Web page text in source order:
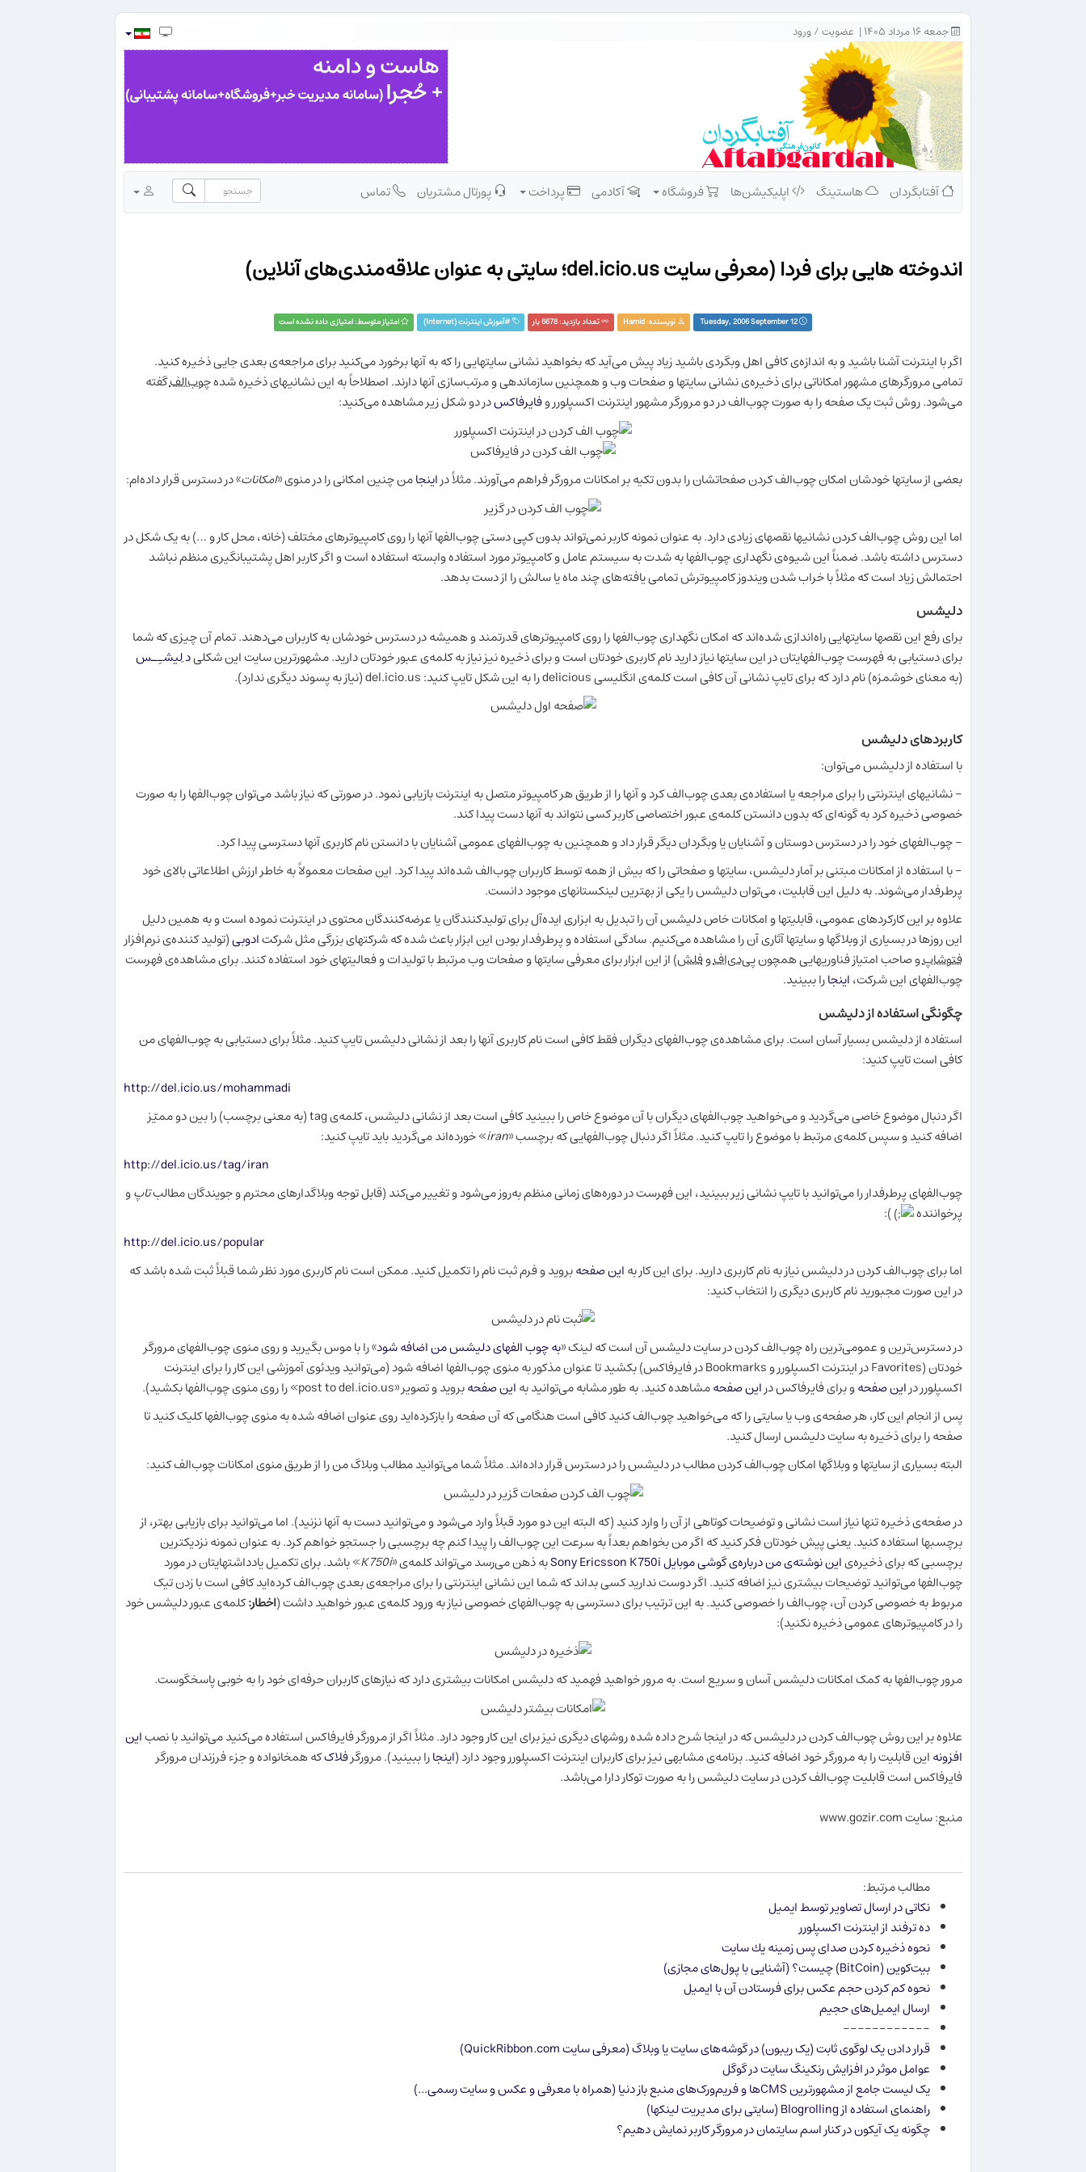
جمعه ۱۶ مرداد ۱۴۰۵ | عضویت/ورود
آفتابگردان هاستینگ اپلیکیشن‌ها فروشگاه آکادمی پرداخت پورتال مشتریان تماس
اندوخته هایی برای فردا (معرفی سایت del.icio.us؛ سایتی به عنوان علاقه‌مندی‌های آنلاین)
Tuesday, 2006 September 12 نویسنده:Hamid تعداد بازدید: 6678 بار #آموزش اينترنت (Internet)‏‏ امتیاز متوسط: امتیازی داده نشده است
اگر با اینترنت آشنا باشید و به اندازه‌ی کافی اهل وبگردی باشید زیاد پیش می‌آید که بخواهید نشانی سایتهایی را که به آنها برخورد می‌کنید برای مراجعه‌ی بعدی جایی ذخیره کنید.
تمامی مرورگرهای مشهور امکاناتی برای ذخیره‌ی نشانی سایتها و صفحات وب و همچنین سازماندهی و مرتب‌سازی آنها دارند. اصطلاحاً به این نشانیهای ذخیره شدهچوب‌الفگفته
می‌شود. روش ثبت یک صفحه را به صورت چوب‌الف در دو مرورگر مشهور اینترنت اکسپلورر وفایرفاکسدر دو شکل زیر مشاهده می‌کنید:
بعضی از سایتها خودشان امکان چوب‌الف کردن صفحاتشان را بدون تکیه بر امکانات مرورگر فراهم می‌آورند. مثلاً دراینجامن چنین امکانی را در منوی «امکانات» در دسترس قرار داده‌ام:
اما این روش چوب‌الف کردن نشانیها نقصهای زیادی دارد. به عنوان نمونه کاربر نمی‌تواند بدون کپی دستی چوب‌الفها آنها را روی کامپیوترهای مختلف (خانه، محل کار و …) به یک شکل در
دسترس داشته باشد. ضمناً این شیوه‌ی نگهداری چوب‌الفها به شدت به سیستم عامل و کامپیوتر مورد استفاده وابسته استفاده است و اگر کاربر اهل پشتیبانگیری منظم نباشد
احتمالش زیاد است که مثلاً با خراب شدن ویندوز کامپیوترش تمامی یافته‌های چند ماه یا سالش را از دست بدهد.
دلیشس
برای رفع این نقصها سایتهایی راه‌اندازی شده‌اند که امکان نگهداری چوب‌الفها را روی کامپیوترهای قدرتمند و همیشه در دسترس خودشان به کاربران می‌دهند. تمام آن چیزی که شما
برای دستیابی به فهرست چوب‌الفهایتان در این سایتها نیاز دارید نام کاربری خودتان است و برای ذخیره نیز نیاز به کلمه‌ی عبور خودتان دارید. مشهورترین سایت این شکلید ِلیشـِـس
(به معنای خوشمزه) نام دارد که برای تایپ نشانی آن کافی است کلمه‌ی انگلیسی delicious را به این شکل تایپ کنید: del.icio.us (نیاز به پسوند دیگری ندارد).
کاربردهای دلیشس
با استفاده از دلیشس می‌توان:
- نشانیهای اینترنتی را برای مراجعه یا استفاده‌ی بعدی چوب‌الف کرد و آنها را از طریق هر کامپیوتر متصل به اینترنت بازیابی نمود. در صورتی که نیاز باشد می‌توان چوب‌الفها را به صورت
خصوصی ذخیره کرد به گونه‌ای که بدون دانستن کلمه‌ی عبور اختصاصی کاربر کسی نتواند به آنها دست پیدا کند.
- چوب‌الفهای خود را در دسترس دوستان و آشنایان یا وبگردان دیگر قرار داد و همچنین به چوب‌الفهای عمومی آشنایان با دانستن نام کاربری آنها دسترسی پیدا کرد.
- با استفاده از امکانات مبتنی بر آمار دلیشس، سایتها و صفحاتی را که بیش از همه توسط کاربران چوب‌الف شده‌اند پیدا کرد. این صفحات معمولاً به خاطر ارزش اطلاعاتی بالای خود
پرطرفدار می‌شوند. به دلیل این قابلیت، می‌توان دلیشس را یکی از بهترین لینکستانهای موجود دانست.
علاوه بر این کارکردهای عمومی، قابلیتها و امکانات خاص دلیشس آن را تبدیل به ابزاری ایده‌آل برای تولیدکنندگان یا عرضه‌کنندگان محتوی در اینترنت نموده است و به همین دلیل
این روزها در بسیاری از وبلاگها و سایتها آثاری آن را مشاهده می‌کنیم. سادگی استفاده و پرطرفدار بودن این ابزار باعث شده که شرکتهای بزرگی مثل شرکتادوبی(تولید کننده‌ی نرم‌افزار
فتوشاپو صاحب امتیاز فناوریهایی همچونپی‌دی‌افوفلش) از این ابزار برای معرفی سایتها و صفحات وب مرتبط با تولیدات و فعالیتهای خود استفاده کنند. برای مشاهده‌ی فهرست
چوب‌الفهای این شرکت،اینجارا ببینید.
چگونگی استفاده از دلیشس
استفاده از دلیشس بسیار آسان است. برای مشاهده‌ی چوب‌الفهای دیگران فقط کافی است نام کاربری آنها را بعد از نشانی دلیشس تایپ کنید. مثلاً برای دستیابی به چوب‌الفهای من
کافی است تایپ کنید:
http://del.icio.us/mohammadi
اگر دنبال موضوع خاصی می‌گردید و می‌خواهید چوب‌الفهای دیگران با آن موضوع خاص را ببینید کافی است بعد از نشانی دلیشس، کلمه‌ی tag (به معنی برچسب) را بین دو ممیّز
اضافه کنید و سپس کلمه‌ی مرتبط با موضوع را تایپ کنید. مثلاً اگر دنبال چوب‌الفهایی که برچسب «iran» خورده‌اند می‌گردید باید تایپ کنید:
http://del.icio.us/tag/iran
چوب‌الفهای پرطرفدار را می‌توانید با تایپ نشانی زیر ببینید، این فهرست در دوره‌های زمانی منظم به‌روز می‌شود و تغییر می‌کند (قابل توجه وبلاگدارهای محترم و جویندگان مطالبتاپو
پرخواننده
):
http://del.icio.us/popular
اما برای چوب‌الف کردن در دلیشس نیاز به نام کاربری دارید. برای این کار بهاین صفحهبروید و فرم ثبت نام را تکمیل کنید. ممکن است نام کاربری مورد نظر شما قبلاً ثبت شده باشد که
در این صورت مجبورید نام کاربری دیگری را انتخاب کنید:
در دسترس‌ترین و عمومی‌ترین راه چوب‌الف کردن در سایت دلیشس آن است که لینک «به چوب الفهای دلیشس من اضافه شود» را با موس بگیرید و روی منوی چوب‌الفهای مرورگر
خودتان (Favorites در اینترنت اکسپلورر و Bookmarks در فایرفاکس) بکشید تا عنوان مذکور به منوی چوب‌الفها اضافه شود (می‌توانید ویدئوی آموزشی این کار را برای اینترنت
اکسپلورر دراین صفحهو برای فایرفاکس دراین صفحهمشاهده کنید. به طور مشابه می‌توانید بهاین صفحهبروید و تصویر «post to del.icio.us» را روی منوی چوب‌الفها بکشید).
پس از انجام این کار، هر صفحه‌ی وب یا سایتی را که می‌خواهید چوب‌الف کنید کافی است هنگامی که آن صفحه را بازکرده‌اید روی عنوان اضافه شده به منوی چوب‌الفها کلیک کنید تا
صفحه را برای ذخیره به سایت دلیشس ارسال کنید.
البته بسیاری از سایتها و وبلاگها امکان چوب‌الف کردن مطالب در دلیشس را در دسترس قرار داده‌اند. مثلاً شما می‌توانید مطالب وبلاگ من را از طریق منوی امکانات چوب‌الف کنید:
در صفحه‌ی ذخیره تنها نیاز است نشانی و توضیحات کوتاهی از آن را وارد کنید (که البته این دو مورد قبلاً وارد می‌شود و می‌توانید دست به آنها نزنید). اما می‌توانید برای بازیابی بهتر، از
برچسبها استفاده کنید. یعنی پیش خودتان فکر کنید که اگر من بخواهم بعداً به سرعت این چوب‌الف را پیدا کنم چه برچسبی را جستجو خواهم کرد. به عنوان نمونه نزدیکترین
برچسبی که برای ذخیره‌یاین نوشته‌ی من درباره‌ی گوشی موبایل Sony Ericsson K750i به ذهن می‌رسد می‌تواند کلمه‌ی «K750i» باشد. برای تکمیل یادداشتهایتان در مورد
چوب‌الفها می‌توانید توضیحات بیشتری نیز اضافه کنید. اگر دوست ندارید کسی بداند که شما این نشانی اینترنتی را برای مراجعه‌ی بعدی چوب‌الف کرده‌اید کافی است با زدن تیک
مربوط به خصوصی کردن آن، چوب‌الف را خصوصی کنید. به این ترتیب برای دسترسی به چوب‌الفهای خصوصی نیاز به ورود کلمه‌ی عبور خواهید داشت (اخطار:کلمه‌ی عبور دلیشس خود
را در کامپیوترهای عمومی ذخیره نکنید):
مرور چوب‌الفها به کمک امکانات دلیشس آسان و سریع است. به مرور خواهید فهمید که دلیشس امکانات بیشتری دارد که نیازهای کاربران حرفه‌ای خود را به خوبی پاسخگوست.
علاوه بر این روش چوب‌الف کردن در دلیشس که در اینجا شرح داده شده روشهای دیگری نیز برای این کار وجود دارد. مثلاً اگر از مرورگر فایرفاکس استفاده می‌کنید می‌توانید با نصباین
افزونهاین قابلیت را به مرورگر خود اضافه کنید. برنامه‌ی مشابهی نیز برای کاربران اینترنت اکسپلورر وجود دارد (اینجارا ببینید). مرورگرفلاککه همخانواده و جزء فرزندان مرورگر
فایرفاکس است قابلیت چوب‌الف کردن در سایت دلیشس را به صورت توکار دارا می‌باشد.
منبع: سایت www.gozir.com
مطالب مرتبط:
نكاتی در ارسال تصاویر توسط ایمیل
ده ترفند از اینترنت اكسپلورر
نحوه ذخیره كردن صدای پس زمینه یك سایت
بیت‌کوین (BitCoin) چیست؟ (آشنایی با پول‌های مجازی)
نحوه كم كردن حجم عكس برای فرستادن آن با ایمیل
ارسال ایمیل‌های حجیم
------------
قرار دادن یک لوگوی ثابت (یک ریبون) در گوشه‌های سایت یا وبلاگ (معرفی سایت QuickRibbon.com)
عوامل موثر در افزایش رنكینگ سایت در گوگل
یک لیست جامع از مشهورترین CMSها و فریم‌ورک‌های منبع باز دنیا (همراه با معرفی و عکس و سایت رسمی...)
راهنمای استفاده از Blogrolling (سایتی برای مدیریت لینک​ها)
چگونه یک آیکون در کنار اسم سایتمان در مرورگر کاربر نمایش دهیم؟